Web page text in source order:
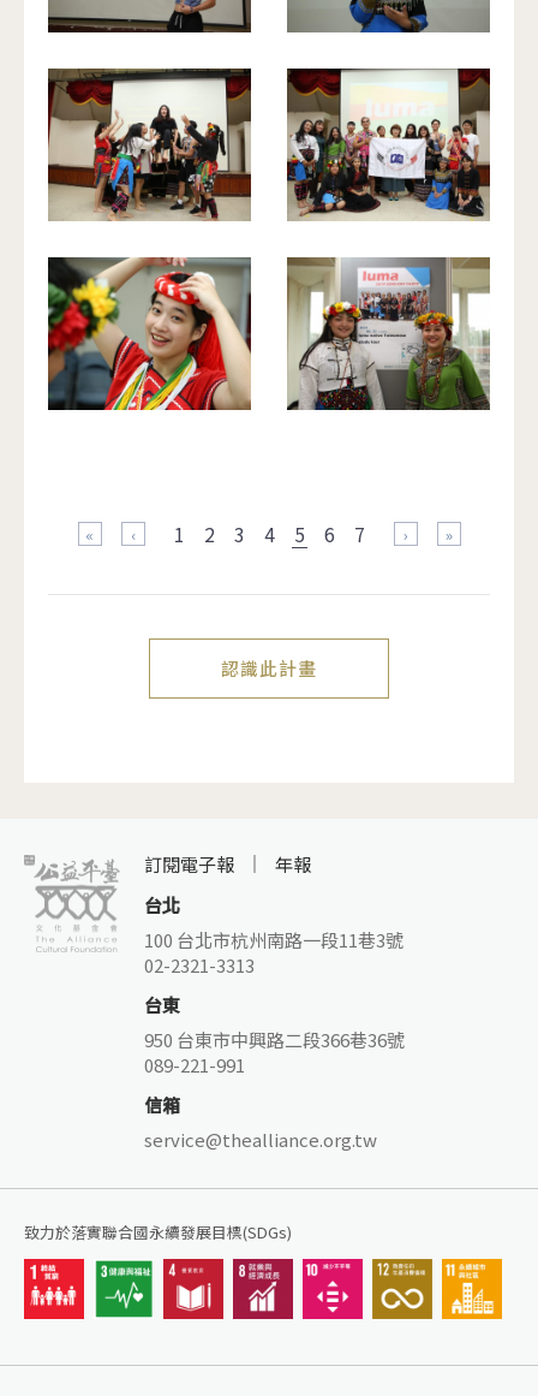
頁面 1 2 3 4 5 6 7
認識此計畫
訂閱電子報
年報
台北
100 台北市杭州南路一段11巷3號
02-2321-3313
台東
950 台東市中興路二段366巷36號
089-221-991
信箱
service@thealliance.org.tw
致力於落實聯合國永續發展目標(SDGs)